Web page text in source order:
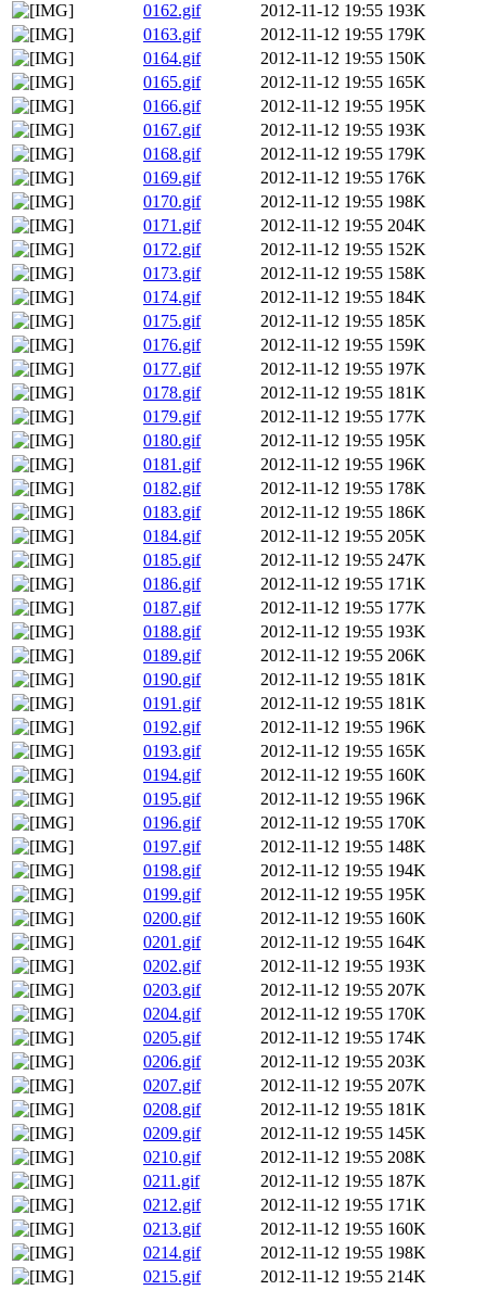
0162.gif
2012-11-12 19:55 193K
0163.gif
2012-11-12 19:55 179K
0164.gif
2012-11-12 19:55 150K
0165.gif
2012-11-12 19:55 165K
0166.gif
2012-11-12 19:55 195K
0167.gif
2012-11-12 19:55 193K
0168.gif
2012-11-12 19:55 179K
0169.gif
2012-11-12 19:55 176K
0170.gif
2012-11-12 19:55 198K
0171.gif
2012-11-12 19:55 204K
0172.gif
2012-11-12 19:55 152K
0173.gif
2012-11-12 19:55 158K
0174.gif
2012-11-12 19:55 184K
0175.gif
2012-11-12 19:55 185K
0176.gif
2012-11-12 19:55 159K
0177.gif
2012-11-12 19:55 197K
0178.gif
2012-11-12 19:55 181K
0179.gif
2012-11-12 19:55 177K
0180.gif
2012-11-12 19:55 195K
0181.gif
2012-11-12 19:55 196K
0182.gif
2012-11-12 19:55 178K
0183.gif
2012-11-12 19:55 186K
0184.gif
2012-11-12 19:55 205K
0185.gif
2012-11-12 19:55 247K
0186.gif
2012-11-12 19:55 171K
0187.gif
2012-11-12 19:55 177K
0188.gif
2012-11-12 19:55 193K
0189.gif
2012-11-12 19:55 206K
0190.gif
2012-11-12 19:55 181K
0191.gif
2012-11-12 19:55 181K
0192.gif
2012-11-12 19:55 196K
0193.gif
2012-11-12 19:55 165K
0194.gif
2012-11-12 19:55 160K
0195.gif
2012-11-12 19:55 196K
0196.gif
2012-11-12 19:55 170K
0197.gif
2012-11-12 19:55 148K
0198.gif
2012-11-12 19:55 194K
0199.gif
2012-11-12 19:55 195K
0200.gif
2012-11-12 19:55 160K
0201.gif
2012-11-12 19:55 164K
0202.gif
2012-11-12 19:55 193K
0203.gif
2012-11-12 19:55 207K
0204.gif
2012-11-12 19:55 170K
0205.gif
2012-11-12 19:55 174K
0206.gif
2012-11-12 19:55 203K
0207.gif
2012-11-12 19:55 207K
0208.gif
2012-11-12 19:55 181K
0209.gif
2012-11-12 19:55 145K
0210.gif
2012-11-12 19:55 208K
0211.gif
2012-11-12 19:55 187K
0212.gif
2012-11-12 19:55 171K
0213.gif
2012-11-12 19:55 160K
0214.gif
2012-11-12 19:55 198K
0215.gif
2012-11-12 19:55 214K